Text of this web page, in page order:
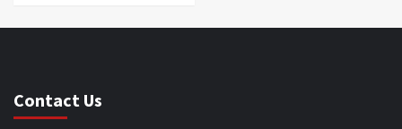
Contact Us